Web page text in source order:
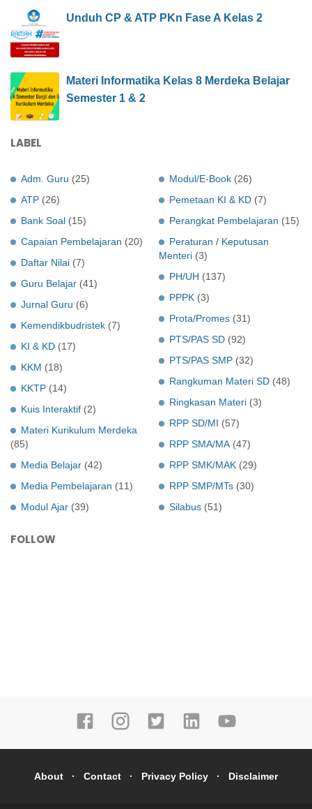
Unduh CP & ATP PKn Fase A Kelas 2
Materi Informatika Kelas 8 Merdeka Belajar
Semester 1 & 2
LABEL
Adm. Guru (25)
ATP (26)
Bank Soal (15)
Capaian Pembelajaran (20)
Daftar Nilai (7)
Guru Belajar (41)
Jurnal Guru (6)
Kemendikbudristek (7)
KI & KD (17)
KKM (18)
KKTP (14)
Kuis Interaktif (2)
Materi Kurikulum Merdeka
(85)
Media Belajar (42)
Media Pembelajaran (11)
Modul Ajar (39)
Modul/E-Book (26)
Pemetaan KI & KD (7)
Perangkat Pembelajaran (15)
Peraturan / Keputusan
Menteri (3)
PH/UH (137)
PPPK (3)
Prota/Promes (31)
PTS/PAS SD (92)
PTS/PAS SMP (32)
Rangkuman Materi SD (48)
Ringkasan Materi (3)
RPP SD/MI (57)
RPP SMA/MA (47)
RPP SMK/MAK (29)
RPP SMP/MTs (30)
Silabus (51)
FOLLOW
About Contact Privacy Policy Disclaimer